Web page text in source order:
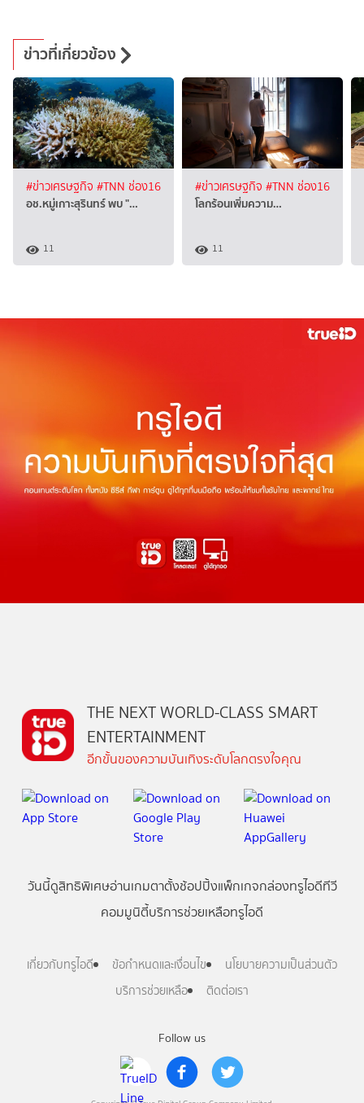
ข่าวที่เกี่ยวข้อง
#ข่าวเศรษฐกิจ #TNN ช่อง16
อช.หมู่เกาะสุรินทร์ พบ "…
11
#ข่าวเศรษฐกิจ #TNN ช่อง16
โลกร้อนเพิ่มความ…
11
Follow us
THE NEXT WORLD-CLASS SMART
ENTERTAINMENT
อีกขั้นของความบันเทิงระดับโลกตรงใจคุณ
วันนี้ดูสิทธิพิเศษอ่านเกมตาตั้งช้อปปิ้งแพ็กเกจกล่องทรูไอดีทีวี
คอมมูนิตี้บริการช่วยเหลือทรูไอดี
เกี่ยวกับทรูไอดี ข้อกำหนดและเงื่อนไข
นโยบายความเป็นส่วนตัว
บริการช่วยเหลือ
ติดต่อเรา